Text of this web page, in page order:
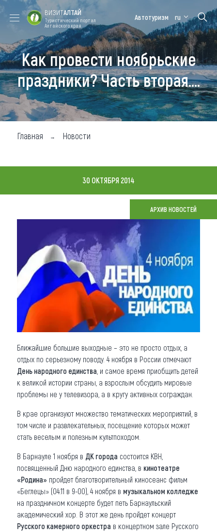
Форум VISIT
ALTAI
Цветение
маральника
Медицинский
форум
Алтайская
зимовка
Туры
Где побывать
Где поесть
Карта
Что привезти (сувениры)
О регионе
Коллекция впечатлений
Другие рубрики
ВИЗИТАЛТАЙ
Туристический портал
Алтайского края
Автотуризм ru
Как провести ноябрьские
праздники? Часть вторая....
Главная Новости
30 ОКТЯБРЯ 2014
АРХИВ НОВОСТЕЙ
Ближайшие большие выходные – это не просто отдых, а
отдых по серьезному поводу. 4 ноября в России отмечают
День народного единства , и самое время приобщить детей
к великой истории страны, а взрослым обсудить мировые
проблемы не у телевизора, а в кругу активных сограждан.
В крае организуют множество тематических мероприятий, в
том числе и развлекательных, посещение которых может
стать веселым и полезным культпоходом.
В Барнауле 1 ноября в ДК города состоится КВН,
посвященный Дню народного единства, в кинотеатре
«Родина» пройдет благотворительный киносеанс фильм
«Беглецы» (04.11 в 9-00), 4 ноября в музыкальном колледже
на праздничном концерте будет петь Барнаульский
академический хор. В этот же день пройдет концерт
Русского камерного оркестра в концертном зале Русского